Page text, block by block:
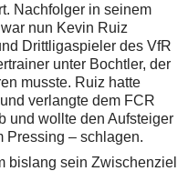
Nachfolger in seinem
nun Kevin Ruiz
Drittligaspieler des VfR
unter Bochtler, der
musste. Ruiz hatte
verlangte dem FCR
und wollte den Aufsteiger
Pressing – schlagen.
bislang sein Zwischenziel